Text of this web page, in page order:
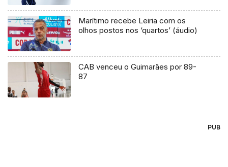
Marítimo recebe Leiria com os
olhos postos nos ‘quartos’ (áudio)
CAB venceu o Guimarães por 89-
87
PUB